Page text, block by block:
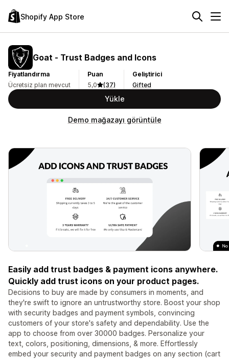
Shopify App Store
Goat ‑ Trust Badges and Icons
Fiyatlandırma
Ücretsiz plan mevcut
Puan
5,0
(37)
Geliştirici
Gifted
Yükle
Demo mağazayı görüntüle
Easily add trust badges & payment icons anywhere.
Quickly add trust icons on your product pages.
Decisions to buy are made by consumers in moments, and
they're swift to ignore an untrustworthy store. Boost your shop
with security badges and payment symbols, convincing
customers of your store's safety and dependability. Use the
app to choose from over 30000 badges. Personalize your
text, colors, positioning, dimensions, & more. Effortlessly
embed your security and payment badges on any section (cart